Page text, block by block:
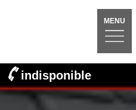
MENU
indisponible